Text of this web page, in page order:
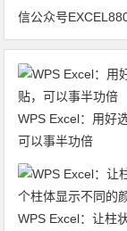
信公众号
WPS Excel：用好
可以事半功倍
WPS Excel：让柱